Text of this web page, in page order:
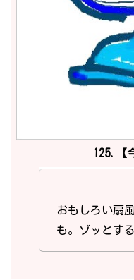
125.【
おもしろい扇
も。ゾッとす